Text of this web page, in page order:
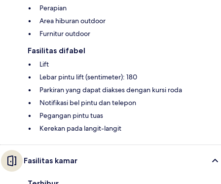
Perapian
Area hiburan outdoor
Furnitur outdoor
Fasilitas difabel
Lift
Lebar pintu lift (sentimeter): 180
Parkiran yang dapat diakses dengan kursi roda
Notifikasi bel pintu dan telepon
Pegangan pintu tuas
Kerekan pada langit-langit
Fasilitas kamar